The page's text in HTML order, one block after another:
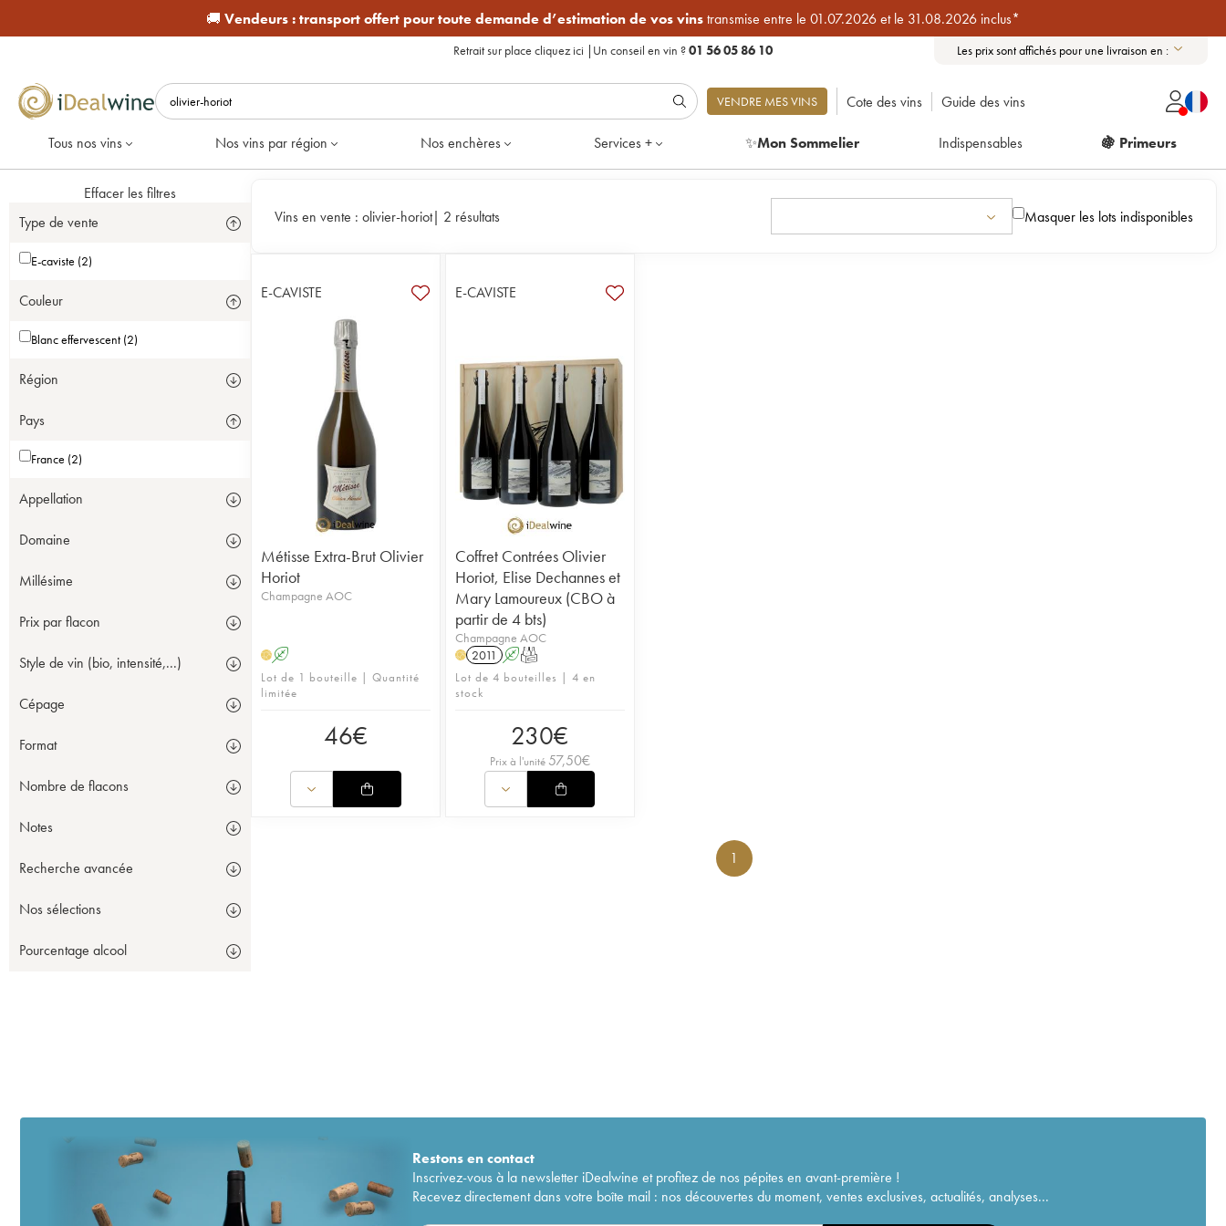
🚚 Vendeurs :transport offert pour toute demande d’estimation de vos vinstransmise entre le 01.07.2026 et le 31.08.2026 inclus*
Retrait sur place cliquez ici | Un conseil en vin ?01 56 05 86 10 Les prix sont affichés pour une livraison en :
VENDRE MES VINS Cote des vins Guide des vins
Tous nos vins Nos vins par région Nos enchères Services + ✨Mon Sommelier Indispensables 🍇 Primeurs
Effacer les filtres
Type de vente
E-caviste (2)
Couleur
Blanc effervescent (2)
Région
Pays
France (2)
Appellation
Domaine
Millésime
Prix par flacon
Style de vin (bio, intensité,...)
Cépage
Format
Nombre de flacons
Notes
Recherche avancée
Nos sélections
Pourcentage alcool
Vins en vente : olivier-horiot| 2 résultats Masquer les lots indisponibles
E-CAVISTE
Métisse Extra-Brut Olivier
Horiot
Champagne AOC
H A
Lot de 1 bouteille | Quantité
limitée
46€
E-CAVISTE
Coffret Contrées Olivier
Horiot, Elise Dechannes et
Mary Lamoureux (CBO à
partir de 4 bts)
Champagne AOC
H 2011 AT
Lot de 4 bouteilles | 4 en
stock
230€
Prix à l'unité 57,50€
1
Restons encontact
Inscrivez-vous à la newsletter iDealwine et profitez de nos pépites en avant-première !
Recevez directement dans votre boîte mail : nos découvertes du moment, ventes exclusives, actualités, analyses...